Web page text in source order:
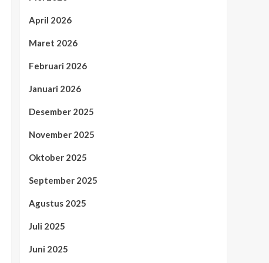
April 2026
Maret 2026
Februari 2026
Januari 2026
Desember 2025
November 2025
Oktober 2025
September 2025
Agustus 2025
Juli 2025
Juni 2025